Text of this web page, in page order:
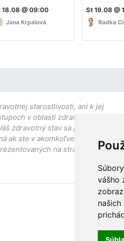
vášho
18.08 @ 09:00
Jana Krpalová
St 19.08 @
Radka
starostlivosti, ani k jej
v oblasti zdravia, vhodnosti
zdravotný stav sa pred ich
ak ste v akomkoľvek štádiu
na stránke Vaším